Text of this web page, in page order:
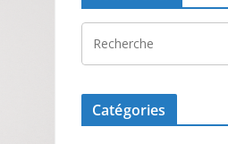
Catégories